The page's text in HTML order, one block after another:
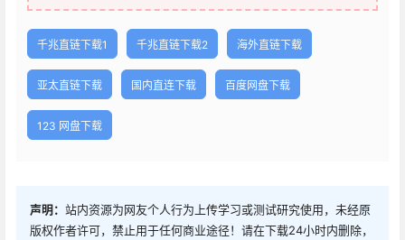
千兆直链下载1 千兆直链下载2 海外直链下载
亚太直链下载 国内直连下载 百度网盘下载
123 网盘下载
声明： 站内资源为网友个人行为上传学习或测试研究使用，未经原
版权作者许可，禁止用于任何商业途径！请在下载24小时内删除，